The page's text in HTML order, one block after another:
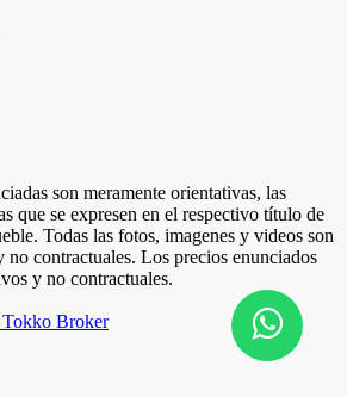
son meramente orientativas, las
que se expresen en el respectivo título de
Todas las fotos, imagenes y videos son
no contractuales. Los precios enunciados
y no contractuales.
Broker